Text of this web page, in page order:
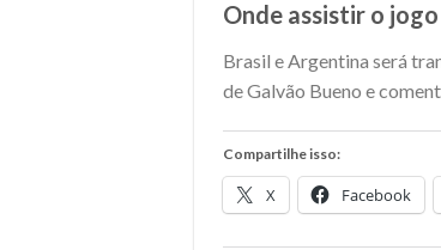
Onde assistir o jogo
Brasil e Argentina será
de Galvão Bueno e
Compartilhe isso:
X Facebook